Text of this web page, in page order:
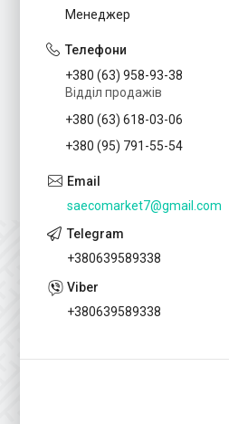
Менеджер
+380 (63) 958-93-38
Відділ продажів
+380 (63) 618-03-06
+380 (95) 791-55-54
saecomarket7@gmail.com
+380639589338
+380639589338